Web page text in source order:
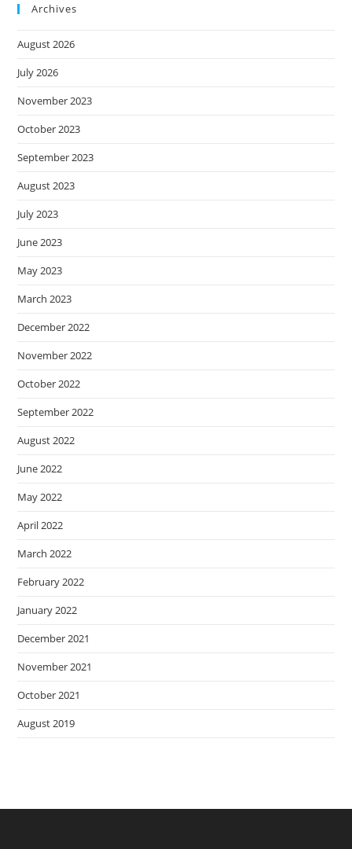
Archives
August 2026
July 2026
November 2023
October 2023
September 2023
August 2023
July 2023
June 2023
May 2023
March 2023
December 2022
November 2022
October 2022
September 2022
August 2022
June 2022
May 2022
April 2022
March 2022
February 2022
January 2022
December 2021
November 2021
October 2021
August 2019